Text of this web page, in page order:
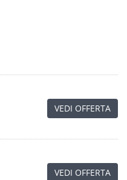
VEDI OFFERTA
VEDI OFFERTA